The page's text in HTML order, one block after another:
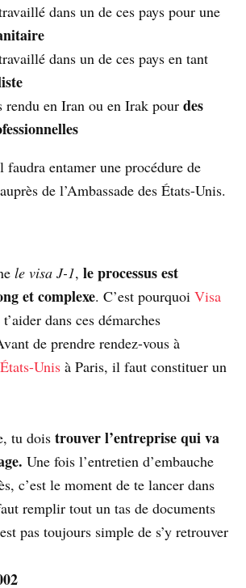
dans un de ces pays pour une
dans un de ces pays en tant
rendu en Iran ou en Irak pour des
faudra entamer une procédure de
de l’Ambassade des États-Unis.
le visa J-1, le processus est
et complexe. C’est pourquoi Visa
dans ces démarches
de prendre rendez-vous à
Unis à Paris, il faut constituer un
tu dois trouver l’entreprise qui va
Une fois l’entretien d’embauche
c’est le moment de te lancer dans
remplir tout un tas de documents
pas toujours simple de s’y retrouver